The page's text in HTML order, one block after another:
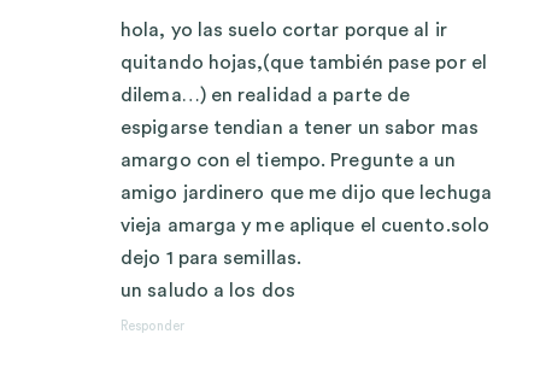
hola, yo las suelo cortar porque al ir
quitando hojas,(que también pase por el
dilema…) en realidad a parte de
espigarse tendian a tener un sabor mas
amargo con el tiempo. Pregunte a un
amigo jardinero que me dijo que lechuga
vieja amarga y me aplique el cuento.solo
dejo 1 para semillas.
un saludo a los dos
Responder